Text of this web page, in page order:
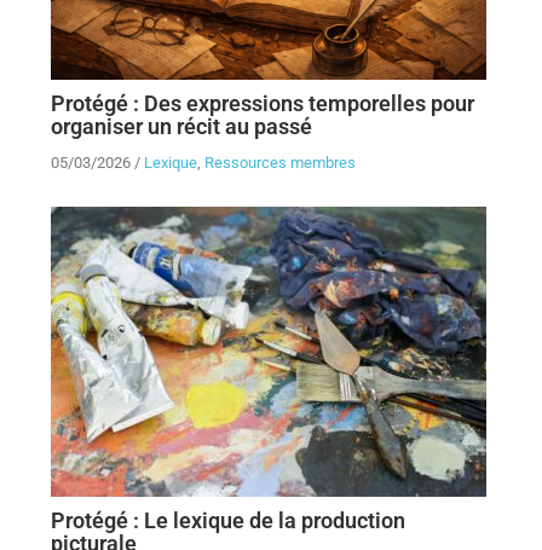
Protégé : Des expressions temporelles pour
organiser un récit au passé
05/03/2026/ Lexique, Ressources membres
Protégé : Le lexique de la production
picturale